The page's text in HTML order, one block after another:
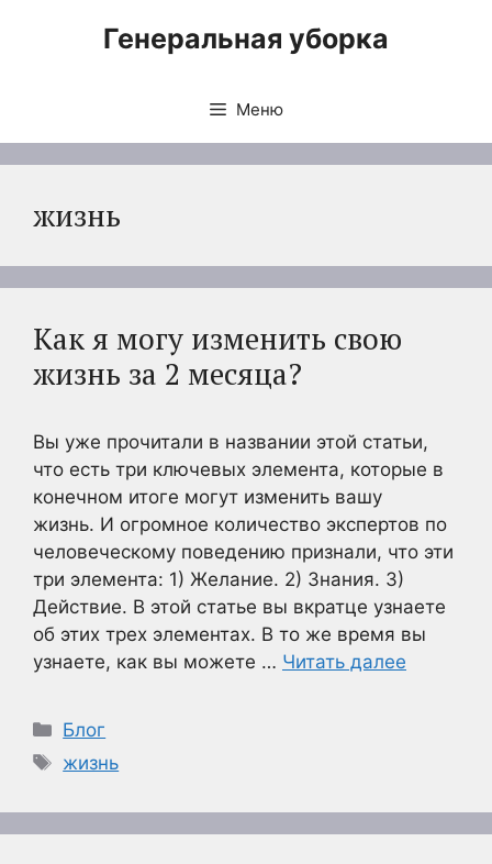
Генеральная уборка
Меню
жизнь
Как я могу изменить свою
жизнь за 2 месяца?
Вы уже прочитали в названии этой статьи,
что есть три ключевых элемента, которые в
конечном итоге могут изменить вашу
жизнь. И огромное количество экспертов по
человеческому поведению признали, что эти
три элемента: 1) Желание. 2) Знания. 3)
Действие. В этой статье вы вкратце узнаете
об этих трех элементах. В то же время вы
узнаете, как вы можете … Читать далее
Рубрики
Блог
Метки
жизнь